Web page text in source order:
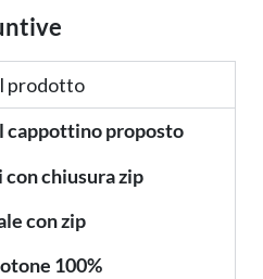
prodotto
cappottino proposto
chiusura zip
con zip
100%